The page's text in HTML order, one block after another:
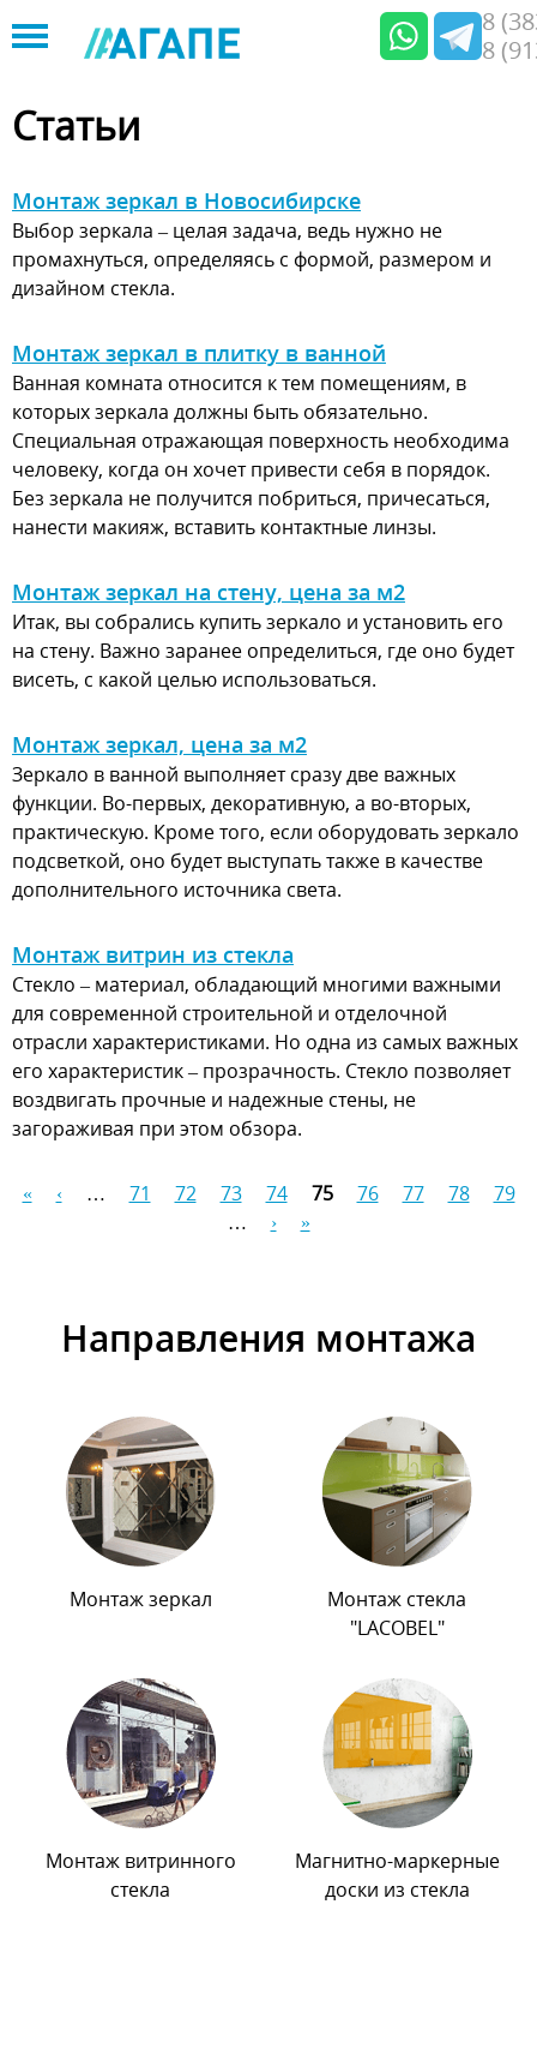
to
navigation
8
8
Статьи
Монтаж зеркал в Новосибирске
Выбор зеркала – целая задача, ведь нужно не
промахнуться, определяясь с формой, размером и
дизайном стекла.
Монтаж зеркал в плитку в ванной
Ванная комната относится к тем помещениям, в
которых зеркала должны быть обязательно.
Специальная отражающая поверхность необходима
человеку, когда он хочет привести себя в порядок.
Без зеркала не получится побриться, причесаться,
нанести макияж, вставить контактные линзы.
Монтаж зеркал на стену, цена за м2
Итак, вы собрались купить зеркало и установить его
на стену. Важно заранее определиться, где оно будет
висеть, с какой целью использоваться.
Монтаж зеркал, цена за м2
Зеркало в ванной выполняет сразу две важных
функции. Во-первых, декоративную, а во-вторых,
практическую. Кроме того, если оборудовать зеркало
подсветкой, оно будет выступать также в качестве
дополнительного источника света.
Монтаж витрин из стекла
Стекло – материал, обладающий многими важными
для современной строительной и отделочной
отрасли характеристиками. Но одна из самых важных
его характеристик – прозрачность. Стекло позволяет
воздвигать прочные и надежные стены, не
загораживая при этом обзора.
« ‹ … 71 72 73 74 75 76 77 78
79
…
› »
Направления монтажа
Монтаж зеркал
Монтаж стекла
"LACOBEL"
Монтаж витринного
стекла
Магнитно-маркерные
доски из стекла